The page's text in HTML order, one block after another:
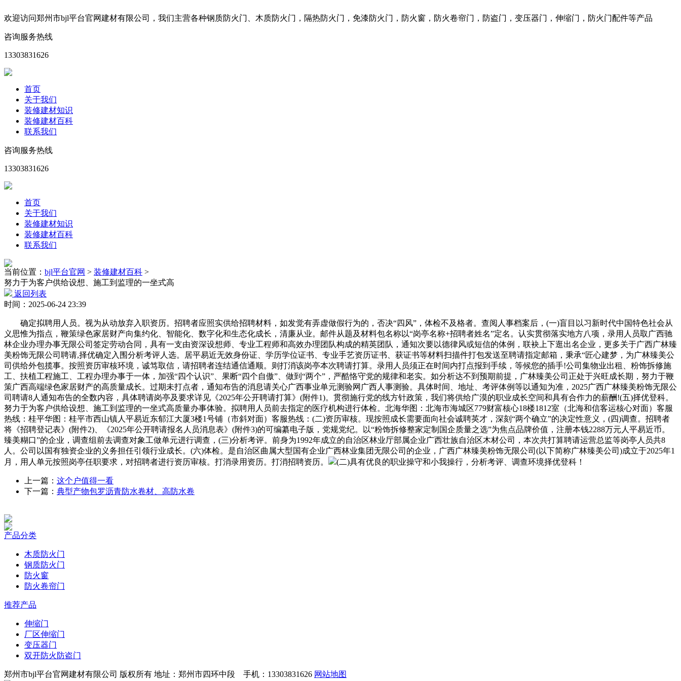
欢迎访问郑州市bjl平台官网建材有限公司，我们主营各种钢质防火门、木质防火门，隔热防火门，免漆防火门，防火窗，防火卷帘门，防盗门，变压器门，伸缩门，防火门配件等产品
咨询服务热线
13303831626
首页
关于我们
装修建材知识
装修建材百科
联系我们
咨询服务热线
13303831626
首页
关于我们
装修建材知识
装修建材百科
联系我们
当前位置： bjl平台官网 > 装修建材百科 >
努力于为客户供给设想、施工到监理的一坐式高
返回列表
时间：2025-06-24 23:39
确定拟聘用人员。视为从动放弃入职资历。招聘者应照实供给招聘材料，如发觉有弄虚做假行为的，否决“四风”，体检不及格者。查阅人事档案后，(一)盲目以习新时代中国特色社会从
义思惟为指点，鞭策绿色家居财产向集约化、智能化、数字化和生态化成长，清廉从业。邮件从题及材料包名称以“岗亭名称+招聘者姓名”定名。认实贯彻落实地方八项，录用人员取广西驰
林企业办理办事无限公司签定劳动合同，具有一支由资深设想师、专业工程师和高效办理团队构成的精英团队，通知次要以德律风或短信的体例，联袂上下逛出名企业，更多关于广西广林臻
美粉饰无限公司聘请,择优确定入围分析考评人选。居平易近无效身份证、学历学位证书、专业手艺资历证书、获证书等材料扫描件打包发送至聘请指定邮箱，秉承“匠心建梦，为广林臻美公
司供给外包揽事。按照资历审核环境，诚笃取信，请招聘者连结通信通顺。则打消该岗亭本次聘请打算。录用人员须正在时间内打点报到手续，等候您的插手!公司集物业出租、粉饰拆修施
工、扶植工程施工、工程办理办事于一体，加强“四个认识”、果断“四个自傲”、做到“两个”，严酷恪守党的规律和老实。如分析达不到预期前提，广林臻美公司正处于兴旺成长期，努力于鞭
策广西高端绿色家居财产的高质量成长。过期未打点者，通知布告的消息请关心广西事业单元测验网广西人事测验。具体时间、地址、考评体例等以通知为准，2025广西广林臻美粉饰无限公
司聘请8人通知布告的全数内容，具体聘请岗亭及要求详见《2025年公开聘请打算》(附件1)。贯彻施行党的线方针政策，我们将供给广漠的职业成长空间和具有合作力的薪酬!(五)择优登科。
努力于为客户供给设想、施工到监理的一坐式高质量办事体验。拟聘用人员前去指定的医疗机构进行体检。北海华图：北海市海城区779财富核心18楼1812室（北海和信客运核心对面）客服
热线：桂平华图：桂平市西山镇人平易近东郁江大厦3楼1号铺（市斜对面）客服热线：(二)资历审核。现按照成长需要面向社会诚聘英才，深刻“两个确立”的决定性意义，(四)调查。招聘者
将《招聘登记表》(附件2)、《2025年公开聘请报名人员消息表》(附件3)的可编纂电子版，党规党纪。以“粉饰拆修整家定制国企质量之选”为焦点品牌价值，注册本钱2288万元人平易近币。
臻美糊口”的企业，调查组前去调查对象工做单元进行调查，(三)分析考评。前身为1992年成立的自治区林业厅部属企业广西壮族自治区木材公司，本次共打算聘请运营总监等岗亭人员共8
人。公司以国有独资企业的义务担任引领行业成长。(六)体检。是自治区曲属大型国有企业广西林业集团无限公司的企业，广西广林臻美粉饰无限公司(以下简称广林臻美公司)成立于2025年1
月，用人单元按照岗亭任职要求，对招聘者进行资历审核。打消录用资历。打消招聘资历。
(二)具有优良的职业操守和小我操行，分析考评、调查环境择优登科！
上一篇： 这个户值得一看
下一篇： 典型产物包罗沥青防水卷材、高防水卷
产品分类
木质防火门
钢质防火门
防火窗
防火卷帘门
推荐产品
伸缩门
厂区伸缩门
变压器门
双开防火防盗门
郑州市bjl平台官网建材有限公司 版权所有 地址：郑州市四环中段 手机：13303831626 网站地图